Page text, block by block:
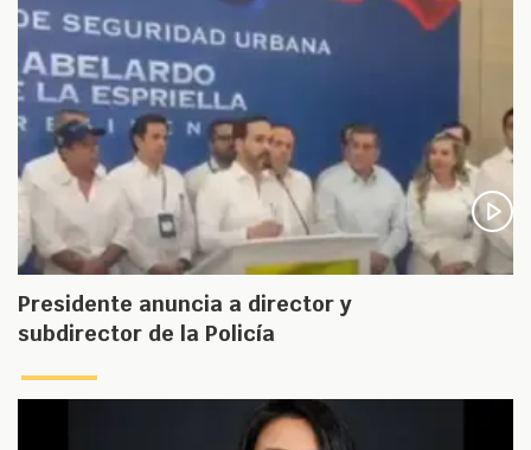
Presidente anuncia a director y
subdirector de la Policía